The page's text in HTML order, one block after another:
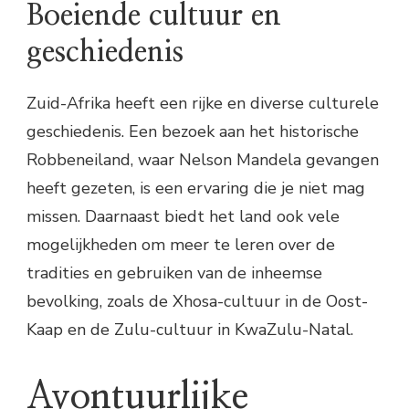
Boeiende cultuur en
geschiedenis
Zuid-Afrika heeft een rijke en diverse culturele
geschiedenis. Een bezoek aan het historische
Robbeneiland, waar Nelson Mandela gevangen
heeft gezeten, is een ervaring die je niet mag
missen. Daarnaast biedt het land ook vele
mogelijkheden om meer te leren over de
tradities en gebruiken van de inheemse
bevolking, zoals de Xhosa-cultuur in de Oost-
Kaap en de Zulu-cultuur in KwaZulu-Natal.
Avontuurlijke